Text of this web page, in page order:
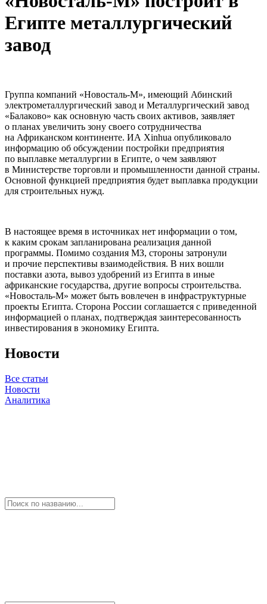
Египте металлургический
завод
Группа компаний «Новосталь-М», имеющий Абинский
электрометаллургический завод и Металлургический завод
«Балаково» как основную часть своих активов, заявляет
о планах увеличить зону своего сотрудничества
на Африканском континенте. ИА Xinhua опубликовало
информацию об обсуждении постройки предприятия
по выплавке металлургии в Египте, о чем заявляют
в Министерстве торговли и промышленности данной страны.
Основной функцией предприятия будет выплавка продукции
для строительных нужд.
В настоящее время в источниках нет информации о том,
к каким срокам запланирована реализация данной
программы. Помимо создания МЗ, стороны затронули
и прочие перспективы взаимодействия. В них вошли
поставки азота, вывоз удобрений из Египта в иные
африканские государства, другие вопросы строительства.
«Новосталь-М» может быть вовлечен в инфраструктурные
проекты Египта. Сторона России соглашается с приведенной
информацией о планах, подтверждая заинтересованность
инвестирования в экономику Египта.
Новости
Все статьи
Новости
Аналитика